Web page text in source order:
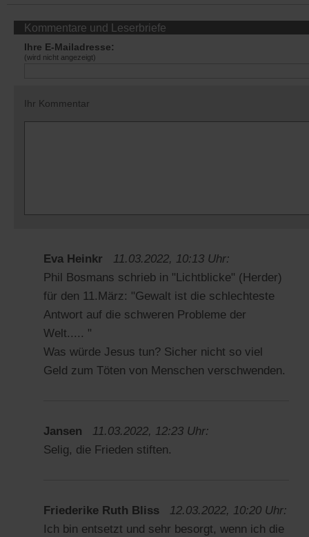
Kommentare und Leserbriefe
Ihre E-Mailadresse:
(wird nicht angezeigt)
Ihr Kommentar
Eva Heinkr
11.03.2022, 10:13 Uhr:
Phil Bosmans schrieb in "Lichtblicke" (Herder)
für den 11.März: "Gewalt ist die schlechteste
Antwort auf die schweren Probleme der
Welt..... "
Was würde Jesus tun? Sicher nicht so viel
Geld zum Töten von Menschen verschwenden.
Jansen
11.03.2022, 12:23 Uhr:
Selig, die Frieden stiften.
Friederike Ruth Bliss
12.03.2022, 10:20 Uhr:
Ich bin entsetzt und sehr besorgt, wenn ich die